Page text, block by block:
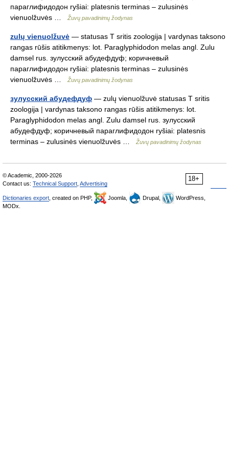
параглифидодон ryšiai: platesnis terminas – zulusinės
vienuolžuvės …
Žuvų pavadinimų žodynas
zulų vienuolžuvė — statusas T sritis zoologija | vardynas taksono
rangas rūšis atitikmenys: lot. Paraglyphidodon melas angl. Zulu
damsel rus. зулусский абудефдуф; коричневый
параглифидодон ryšiai: platesnis terminas – zulusinės
vienuolžuvės …
Žuvų pavadinimų žodynas
зулусский абудефдуф — zulų vienuolžuvė statusas T sritis
zoologija | vardynas taksono rangas rūšis atitikmenys: lot.
Paraglyphidodon melas angl. Zulu damsel rus. зулусский
абудефдуф; коричневый параглифидодон ryšiai: platesnis
terminas – zulusinės vienuolžuvės …
Žuvų pavadinimų žodynas
18+
© Academic, 2000-2026
Contact us: Technical Support Advertising
Dictionaries export , created on PHP, Joomla, Drupal,
WordPress,
MODx.